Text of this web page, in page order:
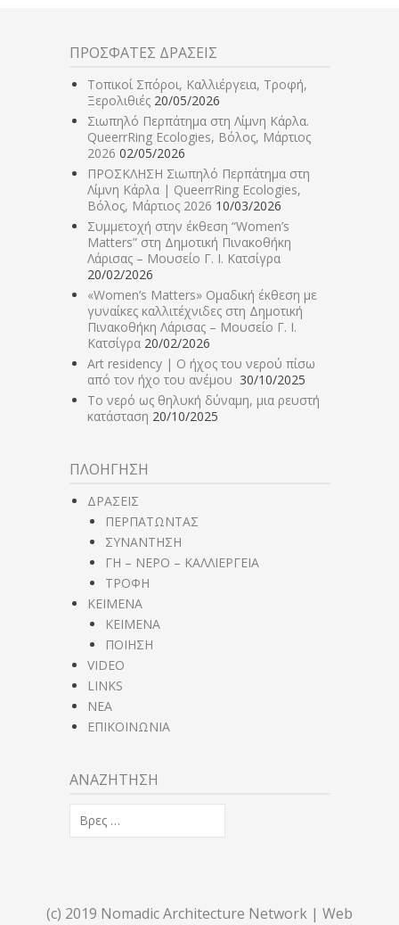
ΠΡΟΣΦΑΤΕΣ ΔΡΑΣΕΙΣ
Τοπικοί Σπόροι, Καλλιέργεια, Τροφή,
Ξερολιθιές 20/05/2026
Σιωπηλό Περπάτημα στη Λίμνη Κάρλα.
QueerrRing Ecologies, Βόλος, Μάρτιος
2026 02/05/2026
ΠΡΟΣΚΛΗΣΗ Σιωπηλό Περπάτημα στη
Λίμνη Κάρλα | QueerrRing Ecologies,
Βόλος, Μάρτιος 2026 10/03/2026
Συμμετοχή στην έκθεση “Women’s
Matters” στη Δημοτική Πινακοθήκη
Λάρισας – Μουσείο Γ. Ι. Κατσίγρα
20/02/2026
«Women’s Matters» Ομαδική έκθεση με
γυναίκες καλλιτέχνιδες στη Δημοτική
Πινακοθήκη Λάρισας – Μουσείο Γ. Ι.
Κατσίγρα 20/02/2026
Art residency | Ο ήχος του νερού πίσω
από τον ήχο του ανέμου 30/10/2025
Το νερό ως θηλυκή δύναμη, μια ρευστή
κατάσταση 20/10/2025
ΠΛΟΗΓΗΣΗ
ΔΡΑΣΕΙΣ
ΠΕΡΠΑΤΩΝΤΑΣ
ΣΥΝΑΝΤΗΣΗ
ΓΗ – ΝΕΡΟ – ΚΑΛΛΙΕΡΓΕΙΑ
ΤΡΟΦΗ
ΚΕΙΜΕΝΑ
ΚΕΙΜΕΝΑ
ΠΟΙΗΣΗ
VIDEO
LINKS
NEA
ΕΠΙΚΟΙΝΩΝΙΑ
ΑΝΑΖΗΤΗΣΗ
για:
(c) 2019 Nomadic Architecture Network | Web